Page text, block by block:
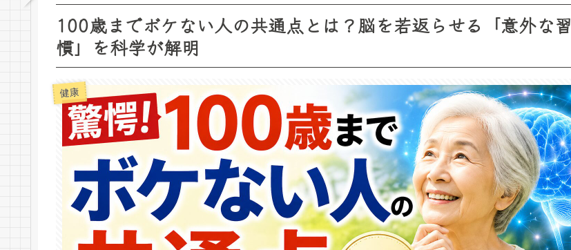
100歳までボケない人の共通点とは？脳を若返らせる「意外な習
慣」を科学が解明
健康